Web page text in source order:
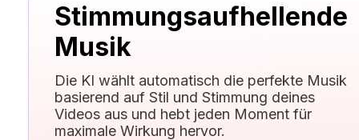
Stimmungsaufhellende
Musik
Die KI wählt automatisch die perfekte Musik
basierend auf Stil und Stimmung deines
Videos aus und hebt jeden Moment für
maximale Wirkung hervor.